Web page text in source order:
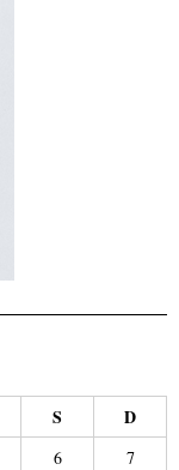
S D
6
7